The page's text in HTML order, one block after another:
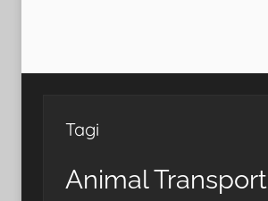
Tagi
Animal Transport